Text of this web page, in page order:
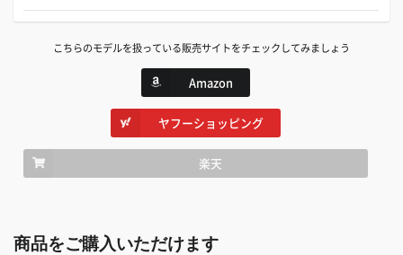
こちらのモデルを扱っている販売サイトをチェックしてみましょう
Amazon
ヤフーショッピング
楽天
商品をご購入いただけます